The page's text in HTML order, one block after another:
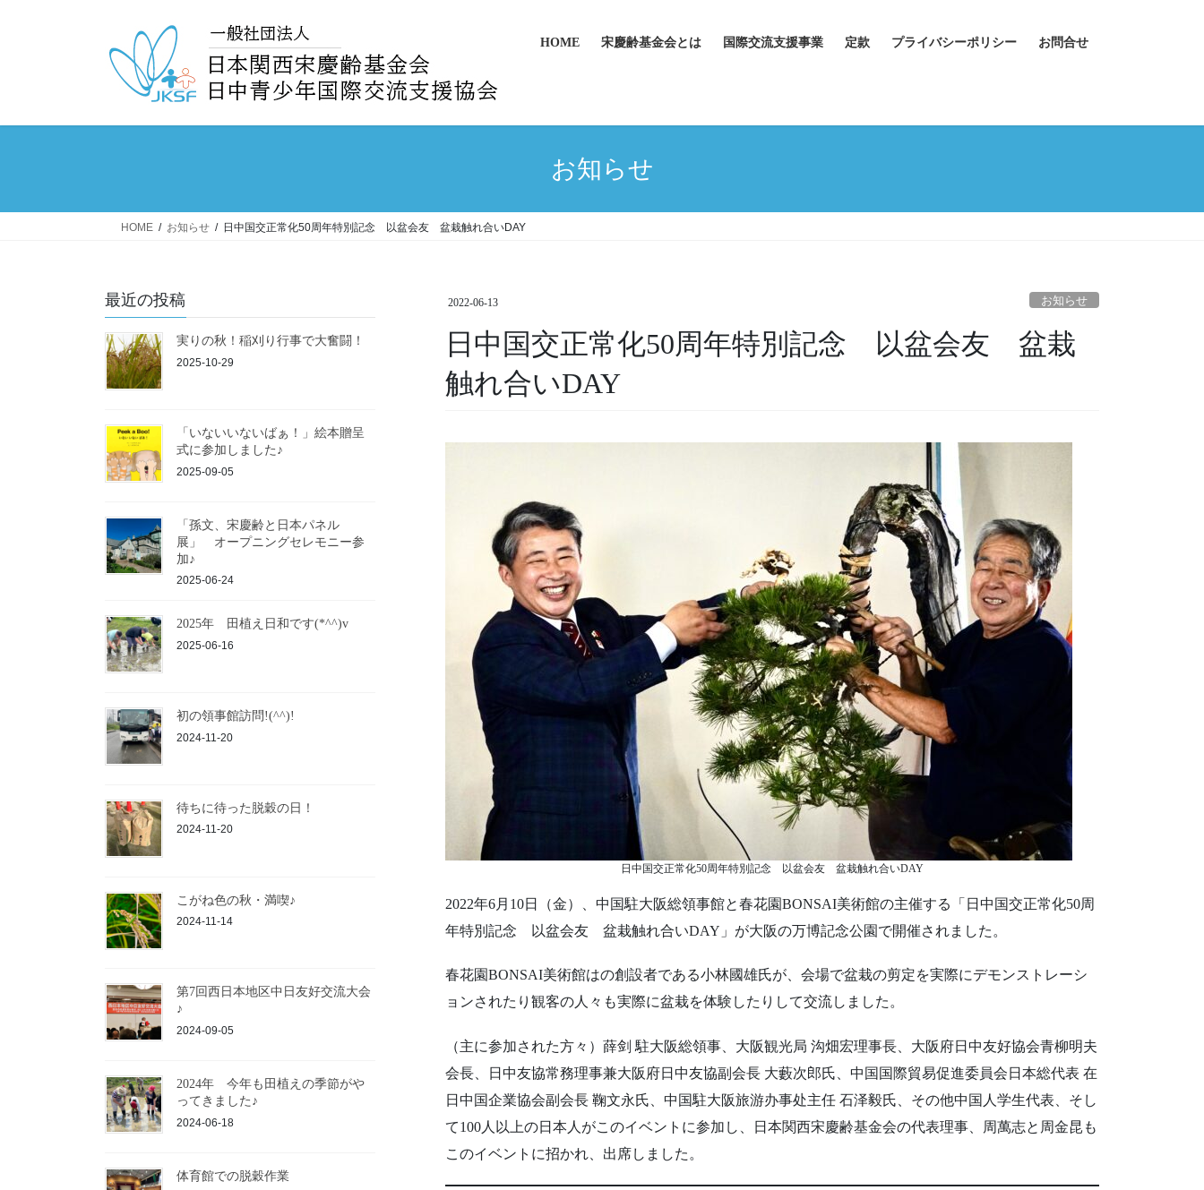
HOME 宋慶齢基金会とは 国際交流支援事業 定款 プライバシーポリシー お問合せ
お知らせ
HOME お知らせ 日中国交正常化50周年特別記念 以盆会友 盆栽触れ合いDAY
2022-06-13 お知らせ
日中国交正常化50周年特別記念 以盆会友 盆栽
触れ合いDAY
日中国交正常化50周年特別記念 以盆会友 盆栽触れ合いDAY
2022年6月10日（金）、中国駐大阪総領事館と春花園BONSAI美術館の主催する「日中国交正常化50周
年特別記念 以盆会友 盆栽触れ合いDAY」が大阪の万博記念公園で開催されました。
春花園BONSAI美術館はの創設者である小林國雄氏が、会場で盆栽の剪定を実際にデモンストレーシ
ョンされたり観客の人々も実際に盆栽を体験したりして交流しました。
（主に参加された方々）薛剑 駐大阪総領事、大阪観光局 沟畑宏理事長、大阪府日中友好協会青柳明夫
会長、日中友協常務理事兼大阪府日中友協副会長 大藪次郎氏、中国国際貿易促進委員会日本総代表 在
日中国企業協会副会長 鞠文永氏、中国駐大阪旅游办事处主任 石泽毅氏、その他中国人学生代表、そし
て100人以上の日本人がこのイベントに参加し、日本関西宋慶齢基金会の代表理事、周萬志と周金昆も
このイベントに招かれ、出席しました。
最近の投稿
実りの秋！稲刈り行事で大奮闘！
2025-10-29
「いないいないばぁ！」絵本贈呈
式に参加しました♪
2025-09-05
「孫文、宋慶齢と日本パネル
展」 オープニングセレモニー参
加♪
2025-06-24
2025年 田植え日和です(*^^)v
2025-06-16
初の領事館訪問!(^^)!
2024-11-20
待ちに待った脱穀の日！
2024-11-20
こがね色の秋・満喫♪
2024-11-14
第7回西日本地区中日友好交流大会
♪
2024-09-05
2024年 今年も田植えの季節がや
ってきました♪
2024-06-18
体育館での脱穀作業